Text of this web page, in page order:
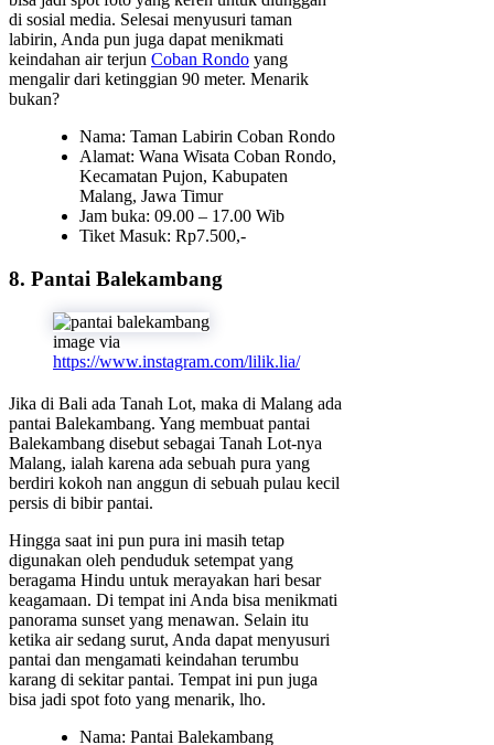
di sosial media. Selesai menyusuri taman
labirin, Anda pun juga dapat menikmati
keindahan air terjun Coban Rondo yang
mengalir dari ketinggian 90 meter. Menarik
bukan?
Nama: Taman Labirin Coban Rondo
Alamat: Wana Wisata Coban Rondo,
Kecamatan Pujon, Kabupaten
Malang, Jawa Timur
Jam buka: 09.00 – 17.00 Wib
Tiket Masuk: Rp7.500,-
8. Pantai Balekambang
image via
https://www.instagram.com/lilik.lia/
Jika di Bali ada Tanah Lot, maka di Malang ada
pantai Balekambang. Yang membuat pantai
Balekambang disebut sebagai Tanah Lot-nya
Malang, ialah karena ada sebuah pura yang
berdiri kokoh nan anggun di sebuah pulau kecil
persis di bibir pantai.
Hingga saat ini pun pura ini masih tetap
digunakan oleh penduduk setempat yang
beragama Hindu untuk merayakan hari besar
keagamaan. Di tempat ini Anda bisa menikmati
panorama sunset yang menawan. Selain itu
ketika air sedang surut, Anda dapat menyusuri
pantai dan mengamati keindahan terumbu
karang di sekitar pantai. Tempat ini pun juga
bisa jadi spot foto yang menarik, lho.
Nama: Pantai Balekambang